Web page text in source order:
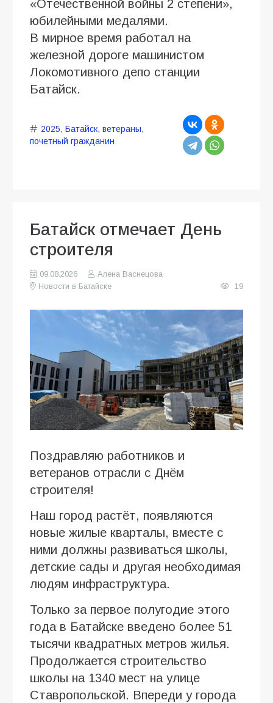
«Отечественной войны 2 степени»,
юбилейными медалями.
В мирное время работал на
железной дороге машинистом
Локомотивного депо станции
Батайск.
2025, Батайск, ветераны,
почетный гражданин
Батайск отмечает День
строителя
09.08.2026
Алена Васнецова
Новости в Батайске
19
Поздравляю работников и
ветеранов отрасли с Днём
строителя!
Наш город растёт, появляются
новые жилые кварталы, вместе с
ними должны развиваться школы,
детские сады и другая необходимая
людям инфраструктура.
Только за первое полугодие этого
года в Батайске введено более 51
тысячи квадратных метров жилья.
Продолжается строительство
школы на 1340 мест на улице
Ставропольской. Впереди у города